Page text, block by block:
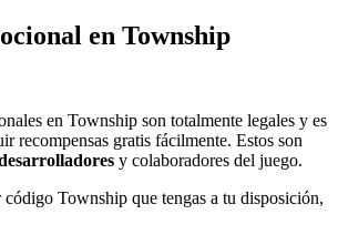
en Township
en Township son totalmente legales y es
recompensas gratis fácilmente. Estos son
y colaboradores del juego.
Township que tengas a tu disposición,